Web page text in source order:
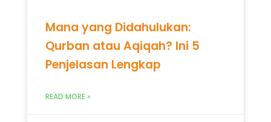
Mana yang Didahulukan:
Qurban atau Aqiqah? Ini 5
Penjelasan Lengkap
READ MORE »